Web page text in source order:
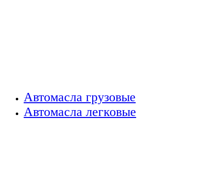
Автомасла грузовые
Автомасла легковые